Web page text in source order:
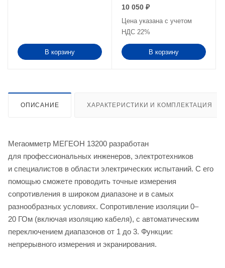
В корзину
10 050 ₽
Цена указана с учетом
НДС 22%
В корзину
ОПИСАНИЕ ХАРАКТЕРИСТИКИ И КОМПЛЕКТАЦИЯ
Мегаомметр МЕГЕОН 13200 разработан
для профессиональных инженеров, электротехников
и специалистов в области электрических испытаний. С его
помощью сможете проводить точные измерения
сопротивления в широком диапазоне и в самых
разнообразных условиях. Сопротивление изоляции 0–
20 ГОм (включая изоляцию кабеля), с автоматическим
переключением диапазонов от 1 до 3. Функции:
непрерывного измерения и экранирования.